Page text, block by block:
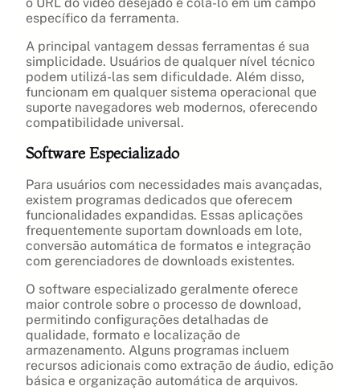
o URL do vídeo desejado e colá-lo em um campo
específico da ferramenta.
A principal vantagem dessas ferramentas é sua
simplicidade. Usuários de qualquer nível técnico
podem utilizá-las sem dificuldade. Além disso,
funcionam em qualquer sistema operacional que
suporte navegadores web modernos, oferecendo
compatibilidade universal.
Software Especializado
Para usuários com necessidades mais avançadas,
existem programas dedicados que oferecem
funcionalidades expandidas. Essas aplicações
frequentemente suportam downloads em lote,
conversão automática de formatos e integração
com gerenciadores de downloads existentes.
O software especializado geralmente oferece
maior controle sobre o processo de download,
permitindo configurações detalhadas de
qualidade, formato e localização de
armazenamento. Alguns programas incluem
recursos adicionais como extração de áudio, edição
básica e organização automática de arquivos.